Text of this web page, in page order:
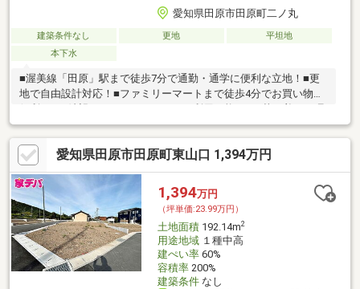
愛知県田原市田原町二ノ丸
建築条件なし 更地
平坦地
本下水
■渥美線「田原」駅まで徒歩7分で通勤・通学に便利な立地！■更
地で自由設計対応！■ファミリーマートまで徒歩4分でお買い物に
境の閑静な住宅地♪
愛知県田原市田原町東山口 1,394万円
1,394万円
（坪単価:23.99万円）
土地面積192.14m2
用途地域１種中高
建ぺい率60%
容積率200%
建築条件なし